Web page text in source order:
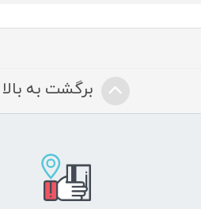
برگشت به بالا